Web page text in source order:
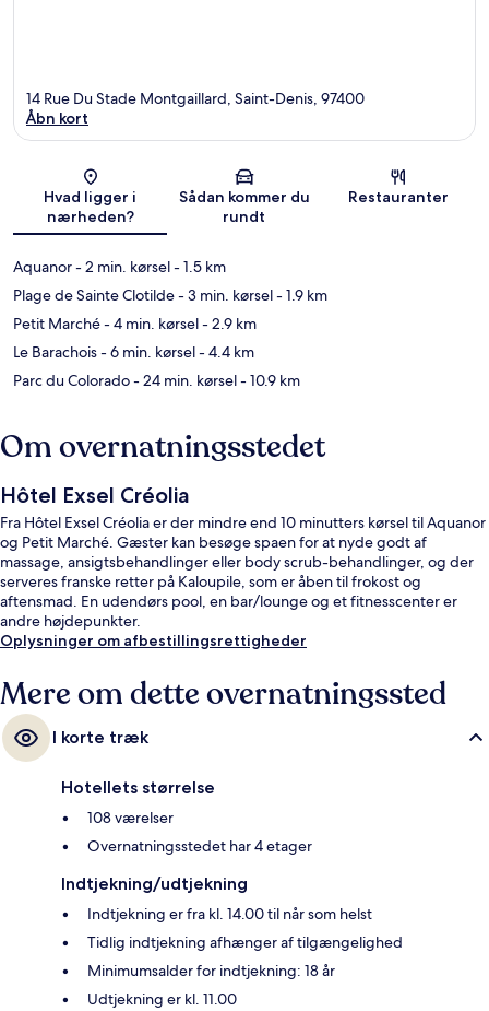
Kort
14 Rue Du Stade Montgaillard, Saint-Denis, 97400
Åbn kort
Hvad ligger i
nærheden?
Sådan kommer du
rundt
Restauranter
Aquanor- 2 min. kørsel- 1.5 km
Plage de Sainte Clotilde- 3 min. kørsel- 1.9 km
Petit Marché- 4 min. kørsel- 2.9 km
Le Barachois- 6 min. kørsel- 4.4 km
Parc du Colorado- 24 min. kørsel- 10.9 km
Om overnatningsstedet
Hôtel Exsel Créolia
Fra Hôtel Exsel Créolia er der mindre end 10 minutters kørsel til Aquanor
og Petit Marché. Gæster kan besøge spaen for at nyde godt af
massage, ansigtsbehandlinger eller body scrub-behandlinger, og der
serveres franske retter på Kaloupile, som er åben til frokost og
aftensmad. En udendørs pool, en bar/lounge og et fitnesscenter er
andre højdepunkter.
Oplysninger om afbestillingsrettigheder
Mere om dette overnatningssted
I korte træk
Hotellets størrelse
108 værelser
Overnatningsstedet har 4 etager
Indtjekning/udtjekning
Indtjekning er fra kl. 14.00 til når som helst
Tidlig indtjekning afhænger af tilgængelighed
Minimumsalder for indtjekning: 18 år
Udtjekning er kl. 11.00